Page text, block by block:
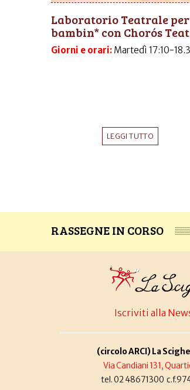
Laboratorio Teatrale per
bambin* con Chorós
Giorni e orari: Martedì 17:10-
LEGGI TUTTO
RASSEGNE IN CORSO
Iscriviti alla
(circolo ARCI) La
Via Candiani 131,
tel. 02 48671300